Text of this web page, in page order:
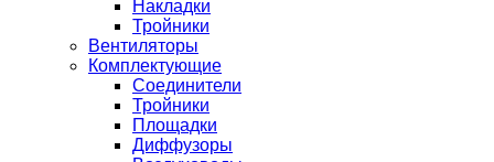
Накладки
Тройники
Вентиляторы
Комплектующие
Соединители
Тройники
Площадки
Диффузоры